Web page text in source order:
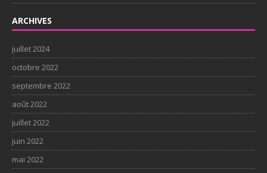
ARCHIVES
juillet 2024
octobre 2022
septembre 2022
août 2022
juillet 2022
juin 2022
mai 2022